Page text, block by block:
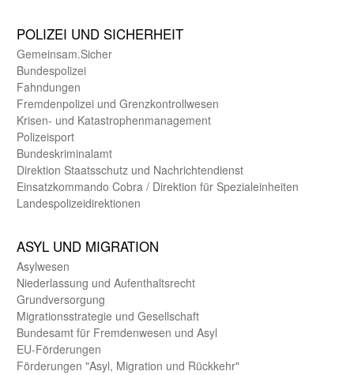
POLIZEI UND SICHER­HEIT
Gemein­sam.Sicher
Bundes­polizei
Fahndungen
Fremdenpolizei und Grenzkontrollwesen
Krisen- und Katastrophen­management
Polizeisport
Bundes­kriminal­amt
Direktion Staats­schutz und Nach­richten­dienst
Einsatz­kommando Cobra / Direktion für Spezialeinheiten
Landes­polizei­direk­tionen
ASYL UND MIGRA­TION
Asyl­wesen
Nieder­lassung und Aufent­halts­recht
Grund­versorgung
Migrations­strategie und Gesell­schaft
Bundes­amt für Fremden­wesen und Asyl
EU-Förde­rungen
Förderungen "Asyl, Migration und Rückkehr"